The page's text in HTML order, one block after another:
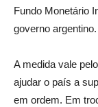
Fundo Monetário
governo argentino.
A medida vale
ajudar o país a
em ordem. Em